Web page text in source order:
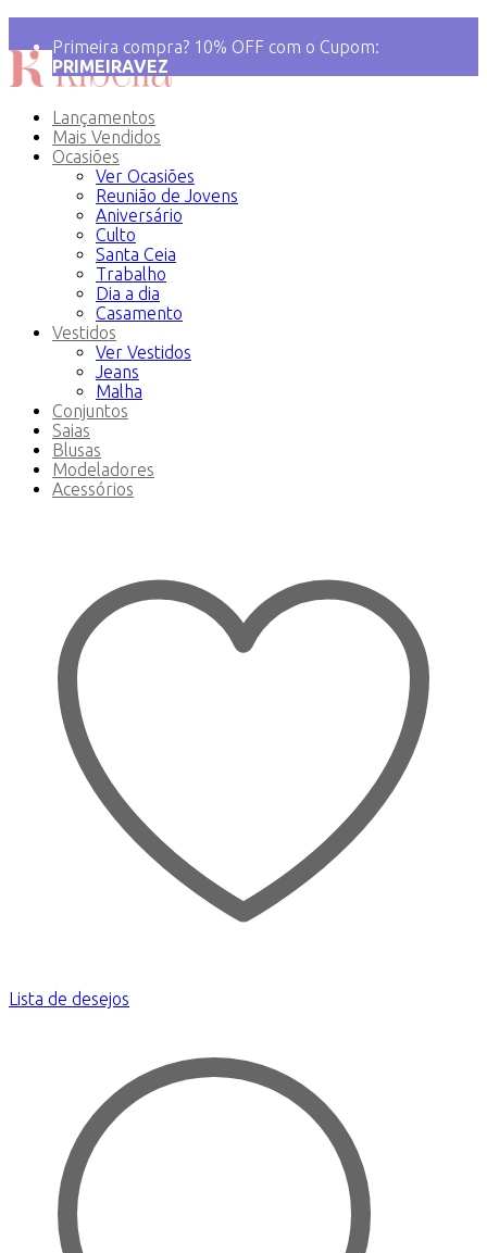
Primeira compra? 10% OFF com o Cupom:
PRIMEIRAVEZ
Lançamentos
Mais Vendidos
Ocasiões
Ver Ocasiões
Reunião de Jovens
Aniversário
Culto
Santa Ceia
Trabalho
Dia a dia
Casamento
Vestidos
Ver Vestidos
Jeans
Malha
Conjuntos
Saias
Blusas
Modeladores
Acessórios
Lista de desejos